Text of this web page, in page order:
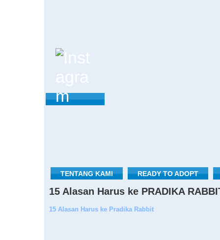
TENTANG KAMI READY TO ADOPT
15 Alasan Harus ke PRADIKA
15 Alasan Harus ke Pradika Rabbit